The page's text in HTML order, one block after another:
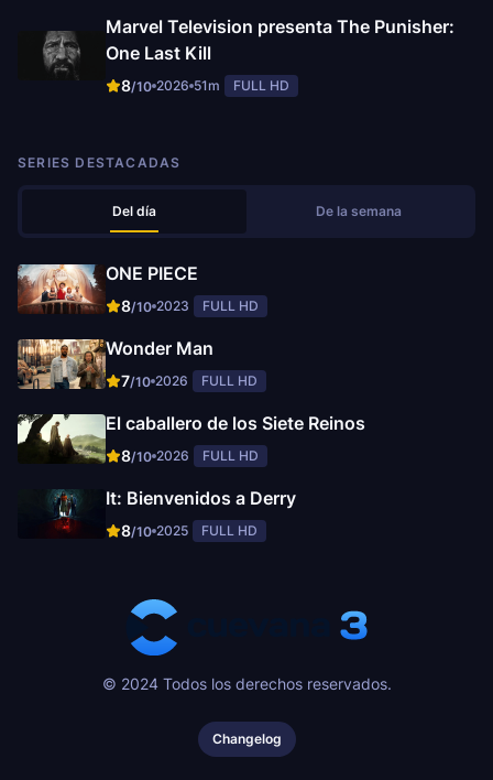
Marvel Television presenta The Punisher:
One Last Kill
8/10 2026 51m FULL HD
SERIES DESTACADAS
Del día De la semana
ONE PIECE
8/10 2023 FULL HD
Wonder Man
7/10 2026 FULL HD
El caballero de los Siete Reinos
8/10 2026 FULL HD
It: Bienvenidos a Derry
8/10 2025 FULL HD
© 2024 Todos los derechos reservados.
Changelog